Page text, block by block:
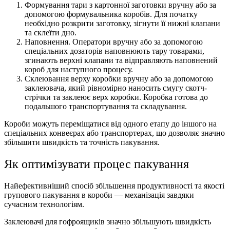
Формування тари з картонної заготовки вручну або за
допомогою формувальника коробів. Для початку
необхідно розкрити заготовку, зігнути її нижні клапани
та склеїти дно.
Наповнення. Оператори вручну або за допомогою
спеціальних дозаторів наповнюють тару товарами,
згинають верхні клапани та відправляють наповнений
короб для наступного процесу.
Склеювання верху коробки вручну або за допомогою
заклеювача, який рівномірно наносить смугу скотч-
стрічки та заклеює верх коробки. Коробка готова до
подальшого транспортування та складування.
Короби можуть переміщатися від одного етапу до іншого на
спеціальних конвеєрах або транспортерах, що дозволяє значно
збільшити швидкість та точність пакування.
Як оптимізувати процес пакування
Найефективніший спосіб збільшення продуктивності та якості
групового пакування в короби — механізація завдяки
сучасним технологіям.
Заклеювачі для гофроящиків значно збільшують швидкість